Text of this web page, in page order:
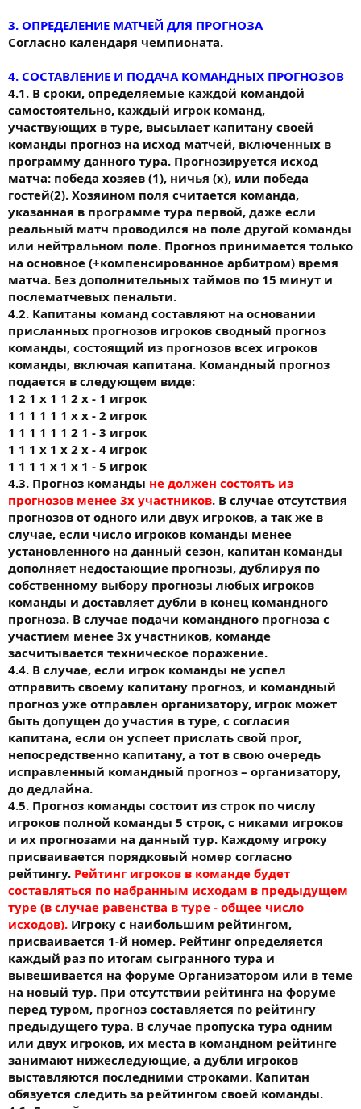
3. ОПРЕДЕЛЕНИЕ МАТЧЕЙ ДЛЯ ПРОГНОЗА
Согласно календаря чемпионата.
4. СОСТАВЛЕНИЕ И ПОДАЧА КОМАНДНЫХ ПРОГНОЗОВ
4.1. В сроки, определяемые каждой командой
самостоятельно, каждый игрок команд,
участвующих в туре, высылает капитану своей
команды прогноз на исход матчей, включенных в
программу данного тура. Прогнозируется исход
матча: победа хозяев (1), ничья (х), или победа
гостей(2). Хозяином поля считается команда,
указанная в программе тура первой, даже если
реальный матч проводился на поле другой команды
или нейтральном поле. Прогноз принимается только
на основное (+компенсированное арбитром) время
матча. Без дополнительных таймов по 15 минут и
послематчевых пенальти.
4.2. Капитаны команд составляют на основании
присланных прогнозов игроков сводный прогноз
команды, состоящий из прогнозов всех игроков
команды, включая капитана. Командный прогноз
подается в следующем виде:
1 2 1 х 1 1 2 х - 1 игрок
1 1 1 1 1 1 х х - 2 игрок
1 1 1 1 1 1 2 1 - 3 игрок
1 1 1 х 1 х 2 х - 4 игрок
1 1 1 1 х 1 х 1 - 5 игрок
4.3. Прогноз команды не должен состоять из
прогнозов менее 3х участников. В случае отсутствия
прогнозов от одного или двух игроков, а так же в
случае, если число игроков команды менее
установленного на данный сезон, капитан команды
дополняет недостающие прогнозы, дублируя по
собственному выбору прогнозы любых игроков
команды и доставляет дубли в конец командного
прогноза. В случае подачи командного прогноза с
участием менее 3х участников, команде
засчитывается техническое поражение.
4.4. В случае, если игрок команды не успел
отправить своему капитану прогноз, и командный
прогноз уже отправлен организатору, игрок может
быть допущен до участия в туре, с согласия
капитана, если он успеет прислать свой прог,
непосредственно капитану, а тот в свою очередь
исправленный командный прогноз – организатору,
до дедлайна.
4.5. Прогноз команды состоит из строк по числу
игроков полной команды 5 строк, с никами игроков
и их прогнозами на данный тур. Каждому игроку
присваивается порядковый номер согласно
рейтингу. Рейтинг игроков в команде будет
составляться по набранным исходам в предыдущем
туре (в случае равенства в туре - общее число
исходов). Игроку с наибольшим рейтингом,
присваивается 1-й номер. Рейтинг определяется
каждый раз по итогам сыгранного тура и
вывешивается на форуме Организатором или в теме
на новый тур. При отсутствии рейтинга на форуме
перед туром, прогноз составляется по рейтингу
предыдущего тура. В случае пропуска тура одним
или двух игроков, их места в командном рейтинге
занимают нижеследующие, а дубли игроков
выставляются последними строками. Капитан
обязуется следить за рейтингом своей команды.